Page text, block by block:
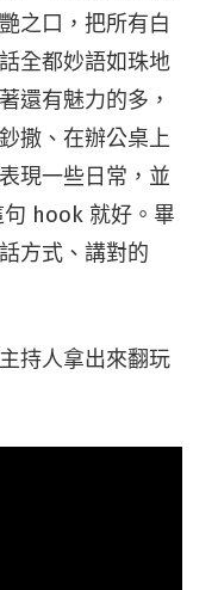
之口，把所有白
全都妙語如珠地
還有魅力的多，
撒、在辦公桌上
現一些日常，並
hook 就好。畢
方式、講對的
持人拿出來翻玩